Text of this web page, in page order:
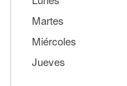
Martes
Miércoles
Jueves